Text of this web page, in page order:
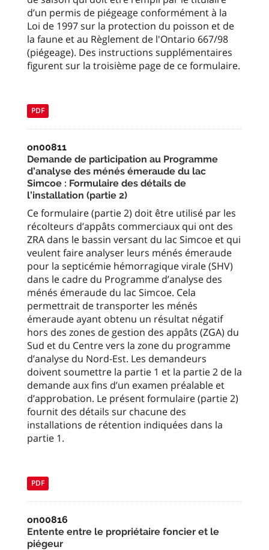
d’un permis de piégeage conformément à la
Loi de 1997 sur la protection du poisson et de
la faune et au Règlement de l'Ontario 667/98
(piégeage). Des instructions supplémentaires
figurent sur la troisième page de ce formulaire.
PDF
on00811
Demande de participation au Programme
d’analyse des ménés émeraude du lac
Simcoe : Formulaire des détails de
l’installation (partie 2)
Ce formulaire (partie 2) doit être utilisé par les
récolteurs d’appâts commerciaux qui ont des
ZRA dans le bassin versant du lac Simcoe et qui
veulent faire analyser leurs ménés émeraude
pour la septicémie hémorragique virale (SHV)
dans le cadre du Programme d’analyse des
ménés émeraude du lac Simcoe. Cela
permettrait de transporter les ménés
émeraude ayant obtenu un résultat négatif
hors des zones de gestion des appâts (ZGA) du
Sud et du Centre vers la zone du programme
d’analyse du Nord-Est. Les demandeurs
doivent soumettre la partie 1 et la partie 2 de la
demande aux fins d’un examen préalable et
d’approbation. Le présent formulaire (partie 2)
fournit des détails sur chacune des
installations de rétention indiquées dans la
partie 1.
PDF
on00816
Entente entre le propriétaire foncier et le
piégeur